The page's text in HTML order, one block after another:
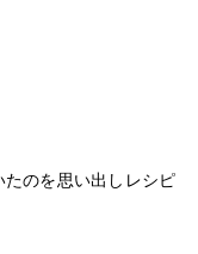
のを思い出しレシピ